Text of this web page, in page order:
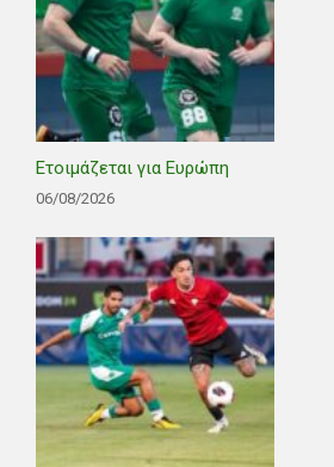
Ετοιμάζεται για Ευρώπη
06/08/2026